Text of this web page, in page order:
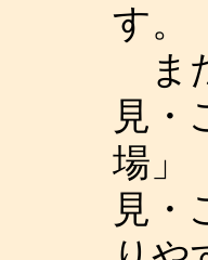
す。
ま
見・
場」
見・